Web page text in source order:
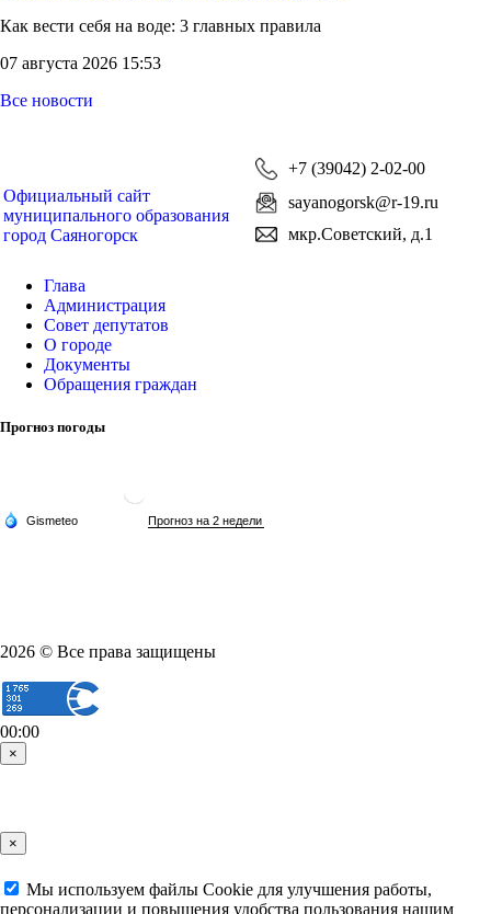
Как вести себя на воде: 3 главных правила
07 августа 2026 15:53
Все новости
Официальный сайт
муниципального образования
город Саяногорск
+7 (39042) 2-02-00
sayanogorsk@r-19.ru
мкр.Советский, д.1
Глава
Администрация
Совет депутатов
О городе
Документы
Обращения граждан
Прогноз погоды
2026 © Все права защищены
00:00
×
×
Мы используем файлы Cookie для улучшения работы,
персонализации и повышения удобства пользования нашим